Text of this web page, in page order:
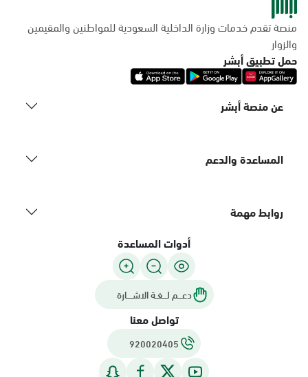
منصة تقدم خدمات وزارة الداخلية السعودية للمواطنين والمقيمين
والزوار
حمل تطبيق أبشر
عن منصة أبشر
المساعدة والدعم
روابط مهمة
أدوات المساعدة
دعـــم لـــغـة الاشــــارة
تواصل معنا
920020405